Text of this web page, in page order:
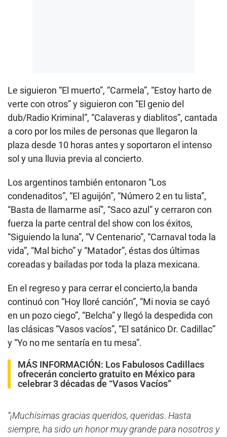
Le siguieron “El muerto”, “Carmela”, “Estoy harto de
verte con otros” y siguieron con “El genio del
dub/Radio Kriminal”, “Calaveras y diablitos”, cantada
a coro por los miles de personas que llegaron la
plaza desde 10 horas antes y soportaron el intenso
sol y una lluvia previa al concierto.
Los argentinos también entonaron “Los
condenaditos”, “El aguijón”, “Número 2 en tu lista”,
“Basta de llamarme así”, “Saco azul” y cerraron con
fuerza la parte central del show con los éxitos,
“Siguiendo la luna”, “V Centenario”, “Carnaval toda la
vida”, “Mal bicho” y “Matador”, éstas dos últimas
coreadas y bailadas por toda la plaza mexicana.
En el regreso y para cerrar el concierto,la banda
continuó con “Hoy lloré canción”, “Mi novia se cayó
en un pozo ciego”, “Belcha” y llegó la despedida con
las clásicas “Vasos vacíos”, “El satánico Dr. Cadillac”
y “Yo no me sentaría en tu mesa”.
MÁS INFORMACIÓN: Los Fabulosos Cadillacs
ofrecerán concierto gratuito en México para
celebrar 3 décadas de “Vasos Vacíos”
“¡Muchísimas gracias queridos, queridas. Hasta
siempre, ha sido un honor muy grande para nosotros y